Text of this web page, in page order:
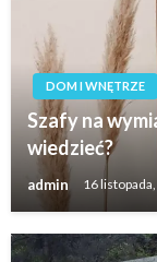
DOM I WNĘTRZE
Szafy na
wiedzieć?
admin 16